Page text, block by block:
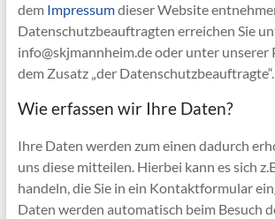
dem Impressumdieser Website
Datenschutzbeauftragten erreichen Sie
info@skjmannheim.de oder unter unserer
dem Zusatz „der Datenschutzbeauftragte“.
Wie erfassen wir Ihre Daten?
Ihre Daten werden zum einen dadurch
uns diese mitteilen. Hierbei kann es sich
handeln, die Sie in ein Kontaktformular
Daten werden automatisch beim Besuch